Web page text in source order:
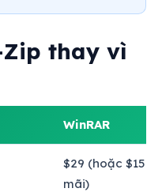
thay vì
WinRAR
$29 (hoặc $15
mãi)